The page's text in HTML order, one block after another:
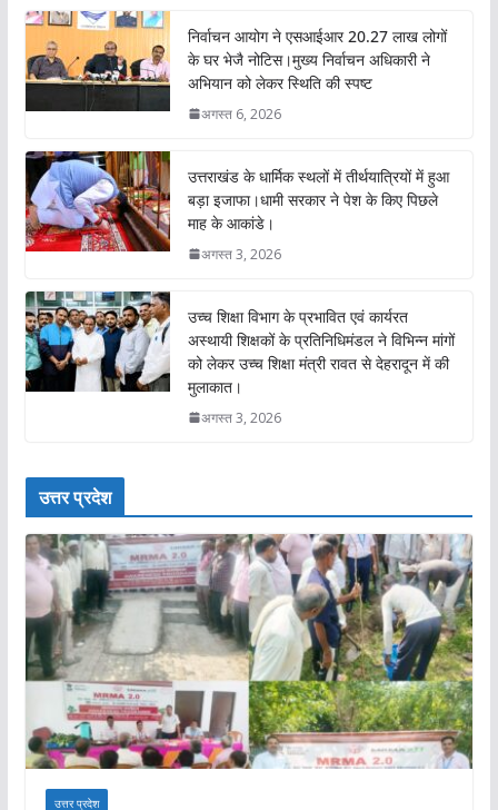
निर्वाचन आयोग ने एसआईआर 20.27 लाख लोगों
के घर भेजै नोटिस।मुख्य निर्वाचन अधिकारी ने
अभियान को लेकर स्थिति की स्पष्ट
अगस्त 6, 2026
उत्तराखंड के धार्मिक स्थलों में तीर्थयात्रियों में हुआ
बड़ा इजाफा।धामी सरकार ने पेश के किए पिछले
माह के आकांडे।
अगस्त 3, 2026
उच्च शिक्षा विभाग के प्रभावित एवं कार्यरत
अस्थायी शिक्षकों के प्रतिनिधिमंडल ने विभिन्न मांगों
को लेकर उच्च शिक्षा मंत्री रावत से देहरादून में की
मुलाकात।
अगस्त 3, 2026
उत्तर प्रदेश
उत्तर प्रदेश